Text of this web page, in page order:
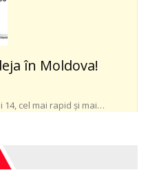
în Moldova!
14, cel mai rapid și mai…